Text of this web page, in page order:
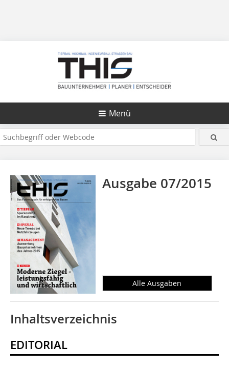
Menü
Ausgabe 07/2015
Alle Ausgaben
Inhaltsverzeichnis
EDITORIAL